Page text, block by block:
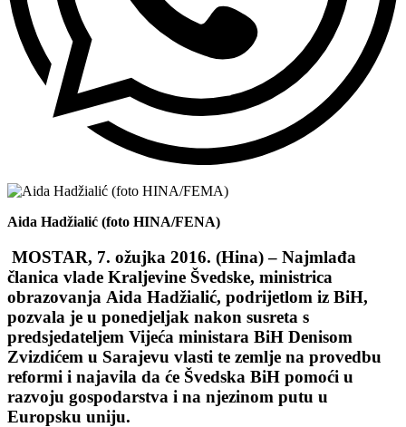
Aida Hadžialić (foto HINA/FENA)
MOSTAR, 7. ožujka 2016. (Hina) – Najmlađa
članica vlade Kraljevine Švedske, ministrica
obrazovanja Aida Hadžialić, podrijetlom iz BiH,
pozvala je u ponedjeljak nakon susreta s
predsjedateljem Vijeća ministara BiH Denisom
Zvizdićem u Sarajevu vlasti te zemlje na provedbu
reformi i najavila da će Švedska BiH pomoći u
razvoju gospodarstva i na njezinom putu u
Europsku uniju.